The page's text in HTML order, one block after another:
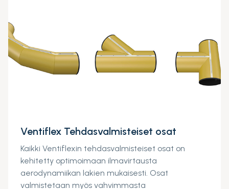
Ventiflex Tehdasvalmisteiset osat
Kaikki Ventiflexin tehdasvalmisteiset osat on
kehitetty optimoimaan ilmavirtausta
aerodynamiikan lakien mukaisesti. Osat
valmistetaan myös vahvimmasta